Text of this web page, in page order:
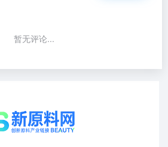
暂无评论...